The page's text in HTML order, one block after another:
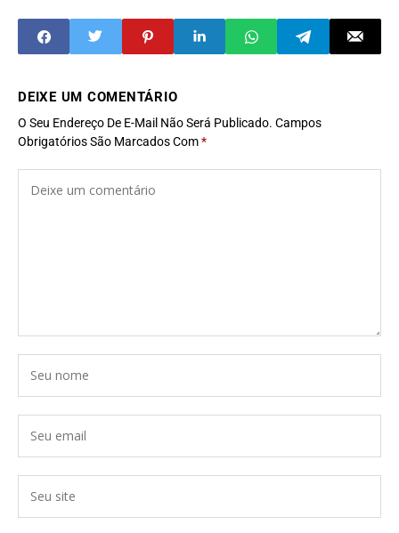
população
Vespasiano
DEIXE UM COMENTÁRIO
O Seu Endereço De E-Mail Não Será Publicado. Campos
Obrigatórios São Marcados Com*